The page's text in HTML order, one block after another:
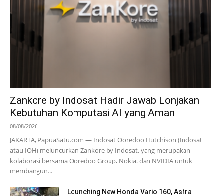
Zankore by Indosat Hadir Jawab Lonjakan
Kebutuhan Komputasi AI yang Aman
08/08/2026
JAKARTA, PapuaSatu.com — Indosat Ooredoo Hutchison (Indosat
atau IOH) meluncurkan Zankore by Indosat, yang merupakan
kolaborasi bersama Ooredoo Group, Nokia, dan NVIDIA untuk
membangun...
Lounching New Honda Vario 160, Astra